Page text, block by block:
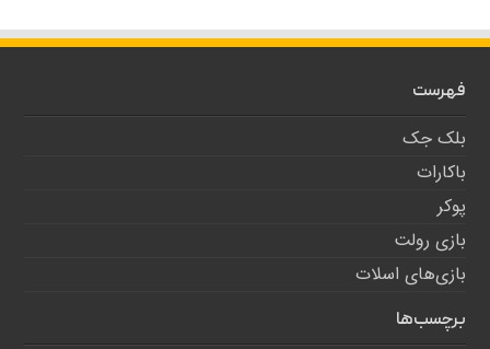
فهرست
بلک جک
باکارات
پوکر
بازی رولت
بازی‌های اسلات
برچسب‌ها